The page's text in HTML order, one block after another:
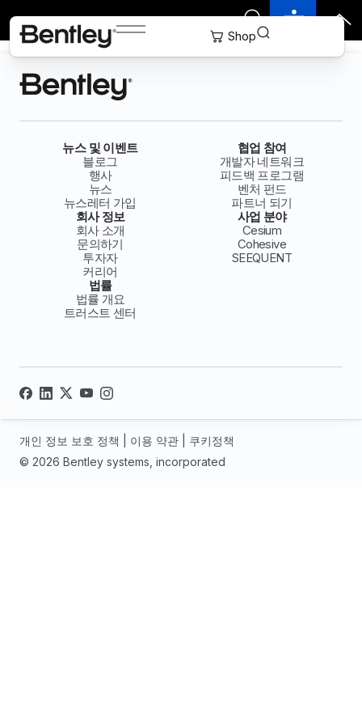
뉴스 및 이벤트
블로그
행사
뉴스
뉴스레터 가입
협업 참여
개발자 네트워크
피드백 프로그램
벤처 펀드
파트너 되기
회사 정보
회사 소개
문의하기
투자자
커리어
사업 분야
Cesium
Cohesive
SEEQUENT
법률
법률 개요
트러스트 센터
© 2026 Bentley systems, incorporated
개인 정보 보호 정책 이용 약관 쿠키정책